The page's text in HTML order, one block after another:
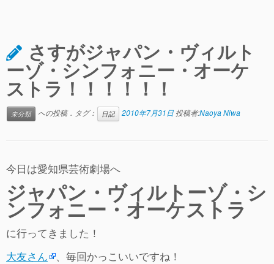
さすがジャパン・ヴィルト
ーゾ・シンフォニー・オーケ
ストラ！！！！！！
未分類 への投稿．タグ： 日記 2010年7月31日 投稿者:Naoya Niwa
今日は愛知県芸術劇場へ
ジャパン・ヴィルトーゾ・シ
ンフォニー・オーケストラ
に行ってきました！
大友さん
、毎回かっこいいですね！